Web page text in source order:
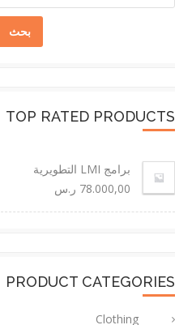
بحث
TOP RATED PRODUCTS
برامج LMI التطويرية
78.000,00 ر.س
PRODUCT CATEGORIES
Clothing